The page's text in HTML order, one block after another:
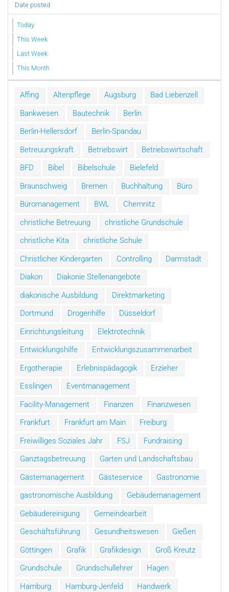
Date posted
Today
This Week
Last Week
This Month
Affing Altenpflege Augsburg
Bad Liebenzell
Bankwesen
Bautechnik
Berlin
Berlin-Hellersdorf
Berlin-Spandau
Betreuungskraft
Betriebswirt
Betriebswirtschaft
BFD
Bibel Bibelschule
Bielefeld
Braunschweig
Bremen Buchhaltung
Büro
Büromanagement
BWL
Chemnitz
christliche Betreuung
christliche Grundschule
christliche Kita
christliche Schule
Christlicher Kindergarten
Controlling
Darmstadt
Diakon
Diakonie Stellenangebote
diakonische Ausbildung
Direktmarketing
Dortmund
Drogenhilfe
Düsseldorf
Einrichtungsleitung
Elektrotechnik
Entwicklungshilfe
Entwicklungszusammenarbeit
Ergotherapie
Erlebnispädagogik
Erzieher
Esslingen
Eventmanagement
Facility-Management
Finanzen
Finanzwesen
Frankfurt
Frankfurt am Main
Freiburg
Freiwilliges Soziales Jahr
FSJ
Fundraising
Ganztagsbetreuung
Garten und Landschaftsbau
Gästemanagement
Gästeservice
Gastronomie
gastronomische Ausbildung
Gebäudemanagement
Gebäudereinigung
Gemeindearbeit
Geschäftsführung
Gesundheitswesen
Gießen
Göttingen
Grafik Grafikdesign
Groß Kreutz
Grundschule
Grundschullehrer
Hagen
Hamburg
Hamburg-Jenfeld
Handwerk